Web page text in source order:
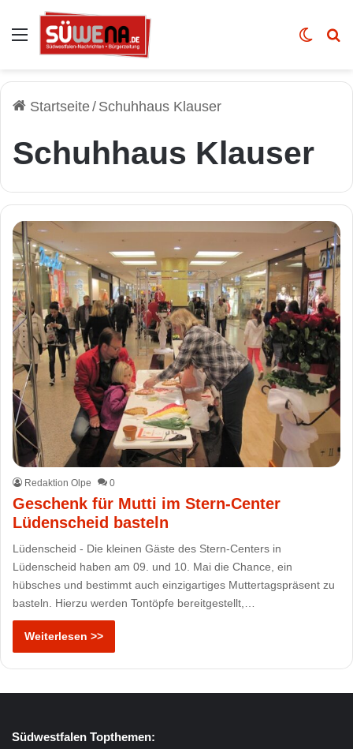
Auswahl Skin
Startseite/ Schuhhaus Klauser
Schuhhaus Klauser
Redaktion Olpe 0
Geschenk für Mutti im Stern-Center
Lüdenscheid basteln
Lüdenscheid - Die kleinen Gäste des Stern-Centers in
Lüdenscheid haben am 09. und 10. Mai die Chance, ein
hübsches und bestimmt auch einzigartiges Muttertagspräsent zu
basteln. Hierzu werden Tontöpfe bereitgestellt,…
Weiterlesen >>
Südwestfalen Topthemen: